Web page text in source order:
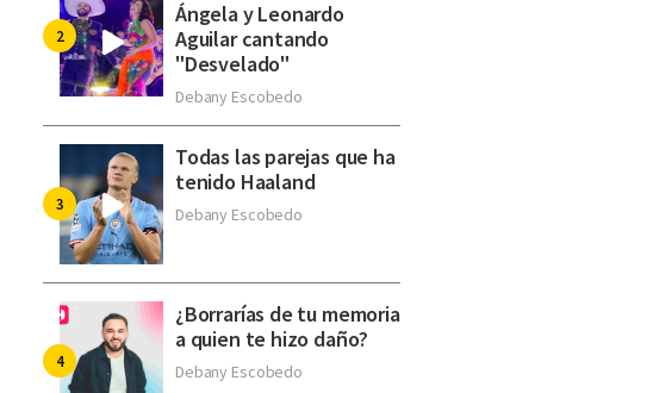
Ángela y Leonardo
Aguilar cantando
"Desvelado"
Debany Escobedo
Todas las parejas que ha
tenido Haaland
Debany Escobedo
¿Borrarías de tu memoria
a quien te hizo daño?
Debany Escobedo